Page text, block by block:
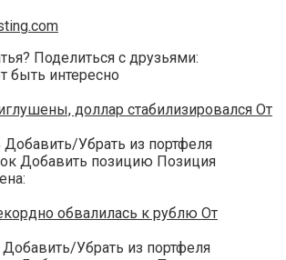
Поделиться с друзьями:
быть интересно
доллар стабилизировался От
Добавить/Убрать из портфеля
Добавить позицию Позиция
обвалилась к рублю От
Добавить/Убрать из портфеля